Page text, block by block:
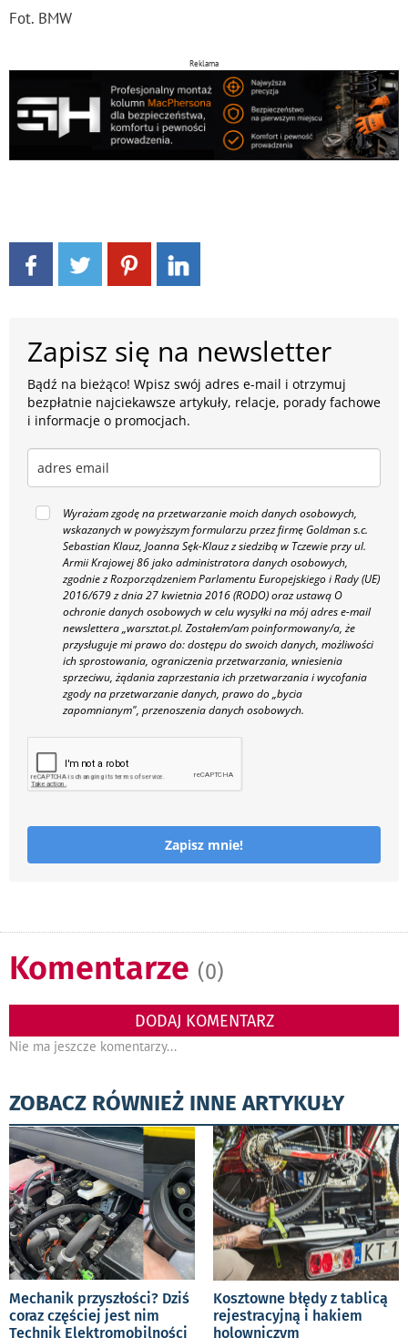
Fot. BMW
Reklama
Zapisz się na newsletter
Bądź na bieżąco! Wpisz swój adres e-mail i otrzymuj
bezpłatnie najciekawsze artykuły, relacje, porady fachowe
i informacje o promocjach.
Wyrażam zgodę na przetwarzanie moich danych osobowych,
wskazanych w powyższym formularzu przez firmę Goldman s.c.
Sebastian Klauz, Joanna Sęk-Klauz z siedzibą w Tczewie przy ul.
Armii Krajowej 86 jako administratora danych osobowych,
zgodnie z Rozporządzeniem Parlamentu Europejskiego i Rady (UE)
2016/679 z dnia 27 kwietnia 2016 (RODO) oraz ustawą O
ochronie danych osobowych w celu wysyłki na mój adres e-mail
newslettera „warsztat.pl. Zostałem/am poinformowany/a, że
przysługuje mi prawo do: dostępu do swoich danych, możliwości
ich sprostowania, ograniczenia przetwarzania, wniesienia
sprzeciwu, żądania zaprzestania ich przetwarzania i wycofania
zgody na przetwarzanie danych, prawo do „bycia
zapomnianym", przenoszenia danych osobowych.
Zapisz mnie!
Komentarze (0)
DODAJ KOMENTARZ
Nie ma jeszcze komentarzy...
ZOBACZ RÓWNIEŻ INNE ARTYKUŁY
Mechanik przyszłości? Dziś
coraz częściej jest nim
Technik Elektromobilności
Kosztowne błędy z tablicą
rejestracyjną i hakiem
holowniczym